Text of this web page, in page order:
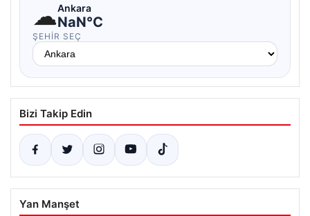
☁Ankara
NaN°C
ŞEHIR SEÇ
Bizi Takip Edin
Yan Manşet